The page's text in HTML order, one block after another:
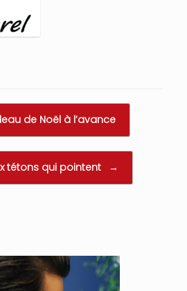
de Noël à l’avance
tétons qui pointent →